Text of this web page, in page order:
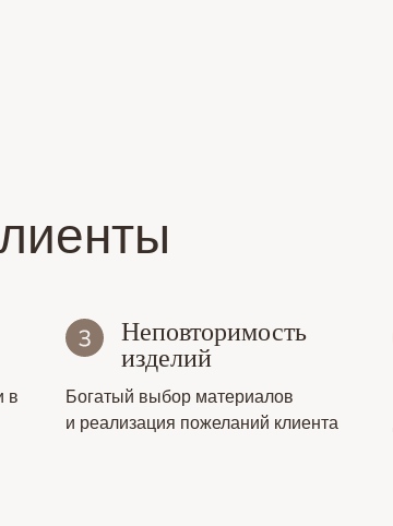
в
Неповторимость
изделий
Богатый выбор материалов
и реализация пожеланий клиента